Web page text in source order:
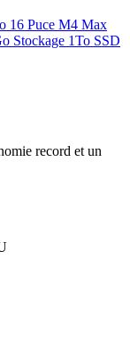
record et un